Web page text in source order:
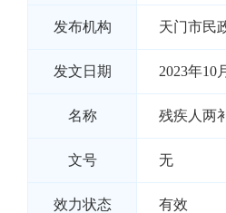
发布机构 天门市民
发文日期 2023年10
名称 残疾人两
文号 无
效力状态 有效